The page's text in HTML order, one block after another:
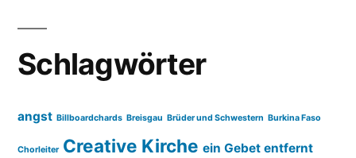
Schlagwörter
angst Billboardchards Breisgau Brüder und Schwestern Burkina Faso
Chorleiter Creative Kirche ein Gebet entfernt